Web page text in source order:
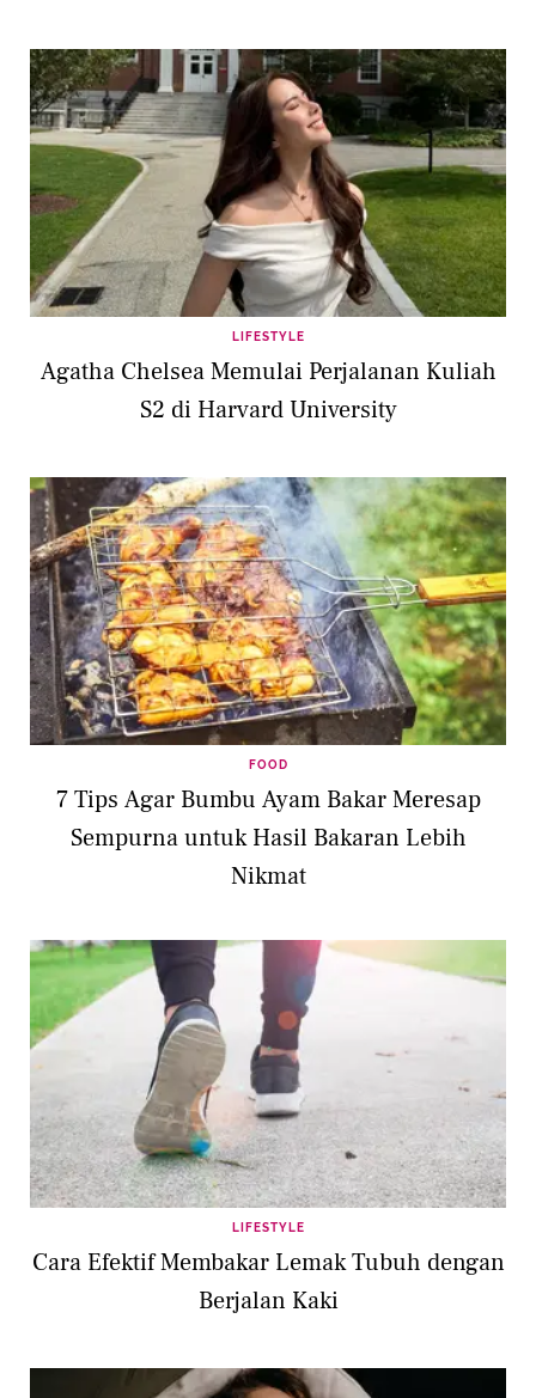
LIFESTYLE
Agatha Chelsea Memulai Perjalanan Kuliah
S2 di Harvard University
FOOD
7 Tips Agar Bumbu Ayam Bakar Meresap
Sempurna untuk Hasil Bakaran Lebih
Nikmat
LIFESTYLE
Cara Efektif Membakar Lemak Tubuh dengan
Berjalan Kaki